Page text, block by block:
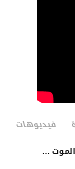
فيديوهات
…